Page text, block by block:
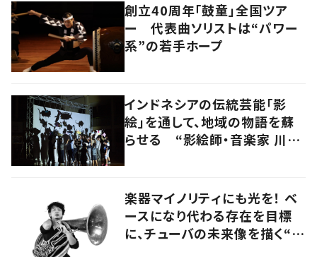
創立40周年「鼓童」全国ツア
ー 代表曲ソリストは“パワー
系”の若手ホープ
インドネシアの伝統芸能「影
絵」を通して、地域の物語を蘇
らせる “影絵師・音楽家 川村
楽器マイノリティにも光を！ ベ
ースになり代わる存在を目標
に、チューバの未来像を描く“ブ